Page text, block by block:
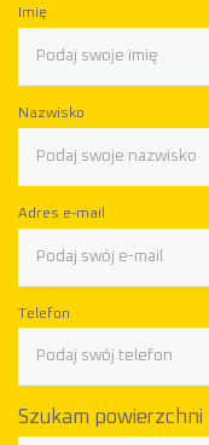
Imię
Nazwisko
Adres e-mail
Telefon
Szukam powierzchni